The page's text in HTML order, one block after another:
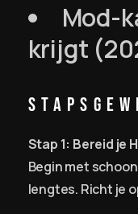
Mod-
krijgt
Stap 1: Bereid je
Begin met
lengtes. Richt je